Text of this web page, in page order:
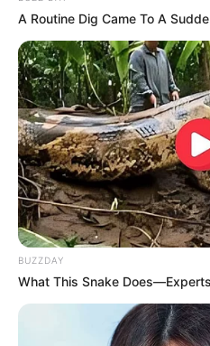
gehören außerdem
Nationalparkhäuser, Kinder-
Kunstwanderwege sowie
Tipps zu befristeten
unserem
Diese Seite mit Museen und
Ergebnisse derSuche nach
Deutschland.
Deutschlandweit
eintragen:
A Routine Dig Came To A
BUZZDAY
What This Snake